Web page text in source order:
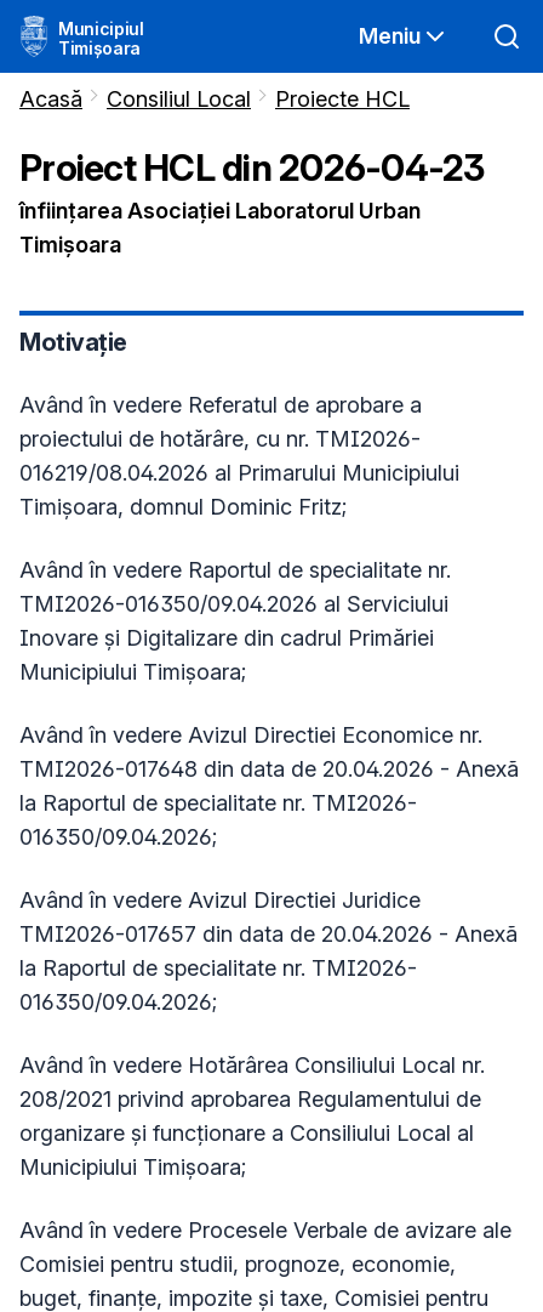
Municipiul
Timișoara
Meniu
Acasă Consiliul Local Proiecte HCL
Proiect HCL din2026-04-23
înființarea Asociaţiei Laboratorul Urban
Timișoara
Motivație
Având în vedere Referatul de aprobare a
proiectului de hotărâre, cu nr. TMI2026-
016219/08.04.2026 al Primarului Municipiului
Timişoara, domnul Dominic Fritz;
Având în vedere Raportul de specialitate nr.
TMI2026-016350/09.04.2026 al Serviciului
Inovare și Digitalizare din cadrul Primăriei
Municipiului Timișoara;
Având în vedere Avizul Directiei Economice nr.
TMI2026-017648 din data de 20.04.2026 - Anexã
la Raportul de specialitate nr. TMI2026-
016350/09.04.2026;
Având în vedere Avizul Directiei Juridice
TMI2026-017657 din data de 20.04.2026 - Anexã
la Raportul de specialitate nr. TMI2026-
016350/09.04.2026;
Având în vedere Hotărârea Consiliului Local nr.
208/2021 privind aprobarea Regulamentului de
organizare și funcționare a Consiliului Local al
Municipiului Timișoara;
Având în vedere Procesele Verbale de avizare ale
Comisiei pentru studii, prognoze, economie,
buget, finanțe, impozite și taxe, Comisiei pentru